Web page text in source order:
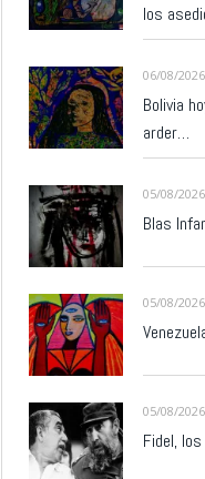
los
06/08/2026
Bolivia
arder…
05/08/2026
Blas
05/08/2026
05/08/2026
Fidel,